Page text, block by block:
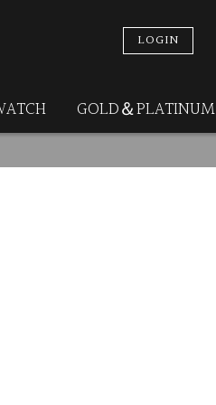
LOGIN
GOLD＆PLATINUM